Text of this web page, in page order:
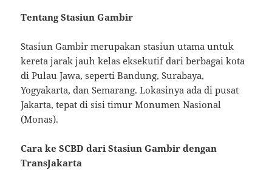
Tentang Stasiun Gambir
Stasiun Gambir merupakan stasiun utama untuk
kereta jarak jauh kelas eksekutif dari berbagai kota
di Pulau Jawa, seperti Bandung, Surabaya,
Yogyakarta, dan Semarang. Lokasinya ada di pusat
Jakarta, tepat di sisi timur Monumen Nasional
(Monas).
Cara ke SCBD dari Stasiun Gambir dengan
TransJakarta